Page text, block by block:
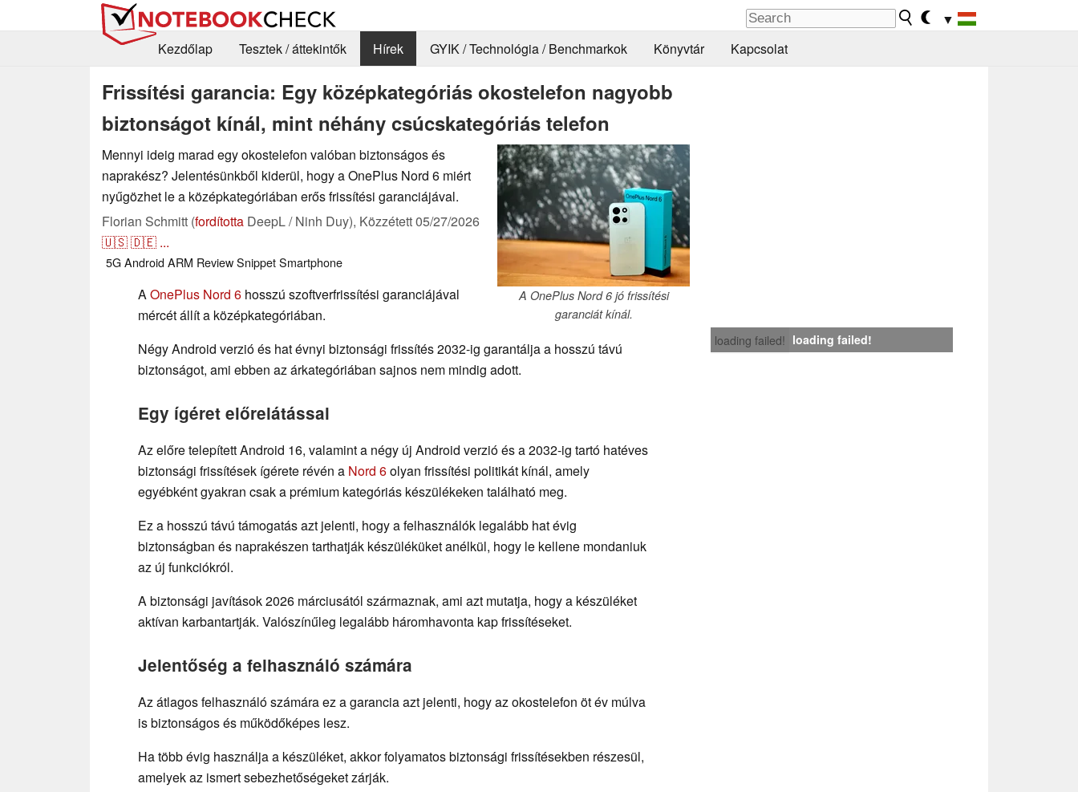
▼
Kezdőlap
Tesztek / áttekintők Hírek GYIK / Technológia / Benchmarkok Könyvtár Kapcsolat
Frissítési garancia: Egy középkategóriás okostelefon nagyobb
biztonságot kínál, mint néhány csúcskategóriás telefon
A OnePlus Nord 6 jó frissítési
garanciát kínál.
Mennyi ideig marad egy okostelefon valóban biztonságos és
naprakész? Jelentésünkből kiderül, hogy a OnePlus Nord 6 miért
nyűgözhet le a középkategóriában erős frissítési garanciájával.
Florian Schmitt (fordította DeepL / Ninh Duy), Közzétett05/27/2026
🇺🇸🇩🇪 ...
5GAndroidARM Review SnippetSmartphone
loading failed! loading failed!
AOnePlus Nord 6 hosszú szoftverfrissítési garanciájával
mércét állít a középkategóriában.
Négy Android verzió és hat évnyi biztonsági frissítés 2032-ig garantálja a hosszú távú
biztonságot, ami ebben az árkategóriában sajnos nem mindig adott.
Egy ígéret előrelátással
Az előre telepített Android 16, valamint a négy új Android verzió és a 2032-ig tartó hatéves
biztonsági frissítések ígérete révén a Nord 6olyan frissítési politikát kínál, amely
egyébként gyakran csak a prémium kategóriás készülékeken található meg.
Ez a hosszú távú támogatás azt jelenti, hogy a felhasználók legalább hat évig
biztonságban és naprakészen tarthatják készüléküket anélkül, hogy le kellene mondaniuk
az új funkciókról.
A biztonsági javítások 2026 márciusától származnak, ami azt mutatja, hogy a készüléket
aktívan karbantartják. Valószínűleg legalább háromhavonta kap frissítéseket.
Jelentőség a felhasználó számára
Az átlagos felhasználó számára ez a garancia azt jelenti, hogy az okostelefon öt év múlva
is biztonságos és működőképes lesz.
Ha több évig használja a készüléket, akkor folyamatos biztonsági frissítésekben részesül,
amelyek az ismert sebezhetőségeket zárják.